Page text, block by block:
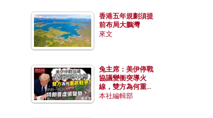
香港五年規劃須提
前布局大鵬灣
來文
兔主席：美伊停戰
協議變衝突導火
線，雙方為何重啟
戰爭？伊朗一早洞
本社編輯部